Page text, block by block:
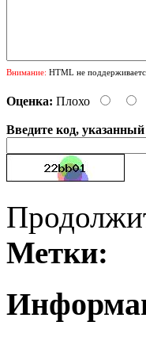
Внимание: HTML не
Оценка: Плохо
Введите код,
Метки: